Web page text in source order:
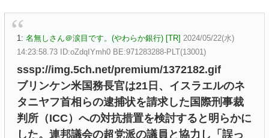
1: 名無しさん＠涙目です。(やわらか銀行) [TR] 2024/05/22(水)
14:23:58.73 ID:oZdqIYmh0 BE:971283288-PLT(13001)
sssp://img.5ch.net/premium/1372182.gif
ブリンケン米国務長官は21日、イスラエルのネ
タニヤフ首相らの逮捕状を請求した国際刑事裁
判所（ICC）への対抗措置を検討すると明らかに
した。連邦議会の超党派の議員と協力し「誤っ